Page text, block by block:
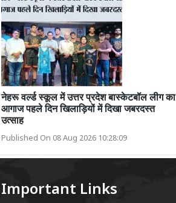
नेहरू वर्ल्ड स्कूल में उत्तर प्रदेश बास्केटबॉल लीग का
आगाज पहले दिन खिलाड़ियों में दिखा जबरदस्त
उत्साह
Published On 08 Aug 2026 10:28:09
Important Links